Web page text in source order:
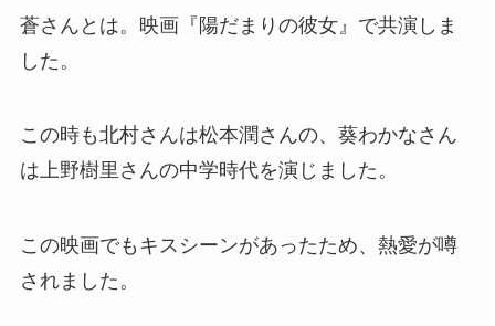
蒼さんとは。 映画『陽だまりの彼女』で共演 しま
した。
この時も北村さんは松本潤さんの、葵わかなさん
は上野樹里さんの中学時代を演じました。
この映画でもキスシーンがあったため、熱愛が噂
されました。